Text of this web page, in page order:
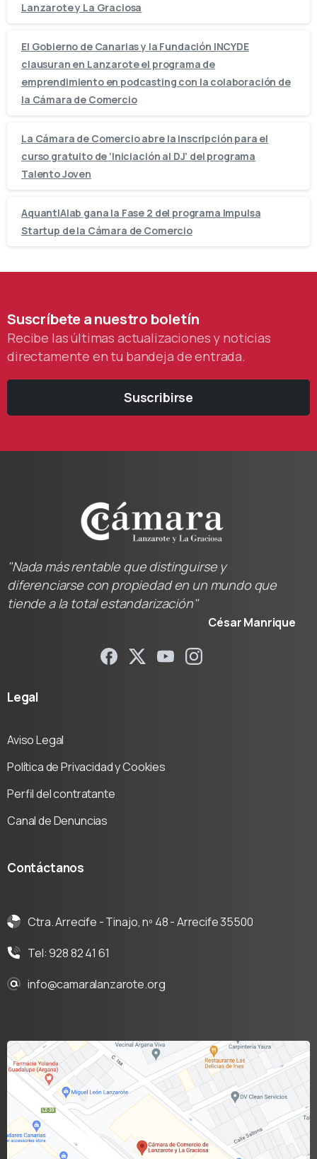
Lanzarote y La Graciosa
El Gobierno de Canarias y la Fundación INCYDE
clausuran en Lanzarote el programa de
emprendimiento en podcasting con la colaboración de
la Cámara de Comercio
La Cámara de Comercio abre la inscripción para el
curso gratuito de ‘Iniciación al DJ’ del programa
Talento Joven
AquantIAlab gana la Fase 2 del programa Impulsa
Startup de la Cámara de Comercio
Suscríbeteanuestro boletín
Recibe las últimas actualizaciones y noticias
directamente en tu bandeja de entrada.
Suscribirse
"Nada más rentable que distinguirse y
diferenciarse con propiedad en un mundo que
tiende a la total estandarización"
César Manrique
Legal
Aviso Legal
Política de Privacidad y Cookies
Perfil del contratante
Canal de Denuncias
Contáctanos
Ctra. Arrecife - Tinajo, nº 48 - Arrecife 35500
Tel: 928 82 41 61
info@camaralanzarote.org